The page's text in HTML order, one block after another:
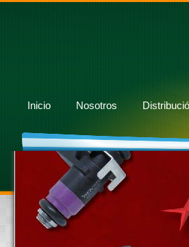
Inicio Nosotros